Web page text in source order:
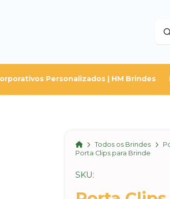
Personalizados | HM Brindes
HomeTodos os Brindes
Porta Clips para Brinde
SKU: